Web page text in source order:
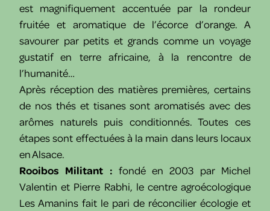
est magnifiquement accentuée par la rondeur
fruitée et aromatique de l’écorce d’orange. A
savourer par petits et grands comme un voyage
gustatif en terre africaine, à la rencontre de
l’humanité…
Après réception des matières premières, certains
de nos thés et tisanes sont aromatisés avec des
arômes naturels puis conditionnés. Toutes ces
étapes sont effectuées à la main dans leurs locaux
en Alsace.
Rooibos Militant : fondé en 2003 par Michel
Valentin et Pierre Rabhi, le centre agroécologique
Les Amanins fait le pari de réconcilier écologie et